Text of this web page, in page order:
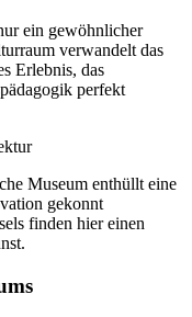
ein gewöhnlicher
verwandelt das
Erlebnis, das
perfekt
Museum enthüllt eine
gekonnt
finden hier einen